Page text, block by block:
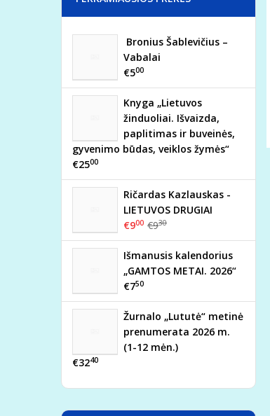
Bronius Šablevičius –
Vabalai
€500
Knyga „Lietuvos
žinduoliai. Išvaizda,
paplitimas ir buveinės,
gyvenimo būdas, veiklos žymės“
€2500
Ričardas Kazlauskas -
LIETUVOS DRUGIAI
€900 €930
Išmanusis kalendorius
„GAMTOS METAI. 2026“
€750
Žurnalo „Lututė“ metinė
prenumerata 2026 m.
(1-12 mėn.)
€3240